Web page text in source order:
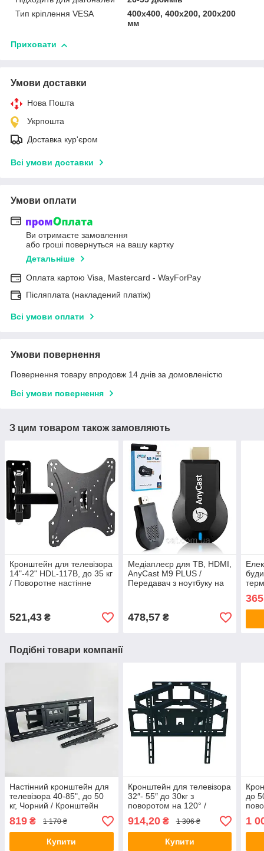
Тип кріплення VESA
400x400, 400x200, 200x200
мм
Приховати
Умови доставки
Нова Пошта
Укрпошта
Доставка кур'єром
Всі умови доставки
Умови оплати
Ви отримаєте замовлення
або гроші повернуться на вашу картку
Детальніше
Оплата картою Visa, Mastercard - WayForPay
Післяплата (накладений платіж)
Всі умови оплати
Умови повернення
Повернення товару впродовж 14 днів за домовленістю
Всі умови повернення
З цим товаром також замовляють
Кронштейн для телевізора
14"-42" HDL-117B, до 35 кг
/ Поворотне настінне
521,43 ₴
Медіаплеєр для ТВ, HDMI,
AnyCast M9 PLUS /
Передавач з ноутбуку на
478,57₴
від
365
Подібні товари компанії
Настінний кронштейн для
телевізора 40-85", до 50
кг, Чорний / Кронштейн
Кріплення для телевізора
819 ₴ 1 170 ₴
Купити
Кронштейн для телевізора
32″- 55″ до 30кг з
поворотом на 120° /
ТВ
914,20₴ 1 306 ₴
Купити
до
1